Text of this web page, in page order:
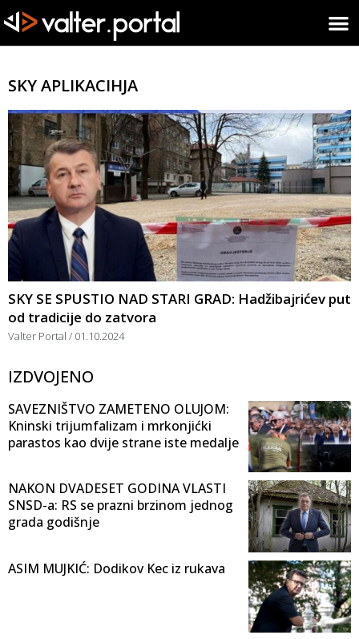
SKY APLIKACIHJA
SKY SE SPUSTIO NAD STARI GRAD: Hadžibajrićev put
od tradicije do zatvora
Valter Portal 01.10.2024
IZDVOJENO
SAVEZNIŠTVO ZAMETENO OLUJOM:
Kninski trijumfalizam i mrkonjićki
parastos kao dvije strane iste medalje
NAKON DVADESET GODINA VLASTI
SNSD-a: RS se prazni brzinom jednog
grada godišnje
ASIM MUJKIĆ: Dodikov Kec iz rukava